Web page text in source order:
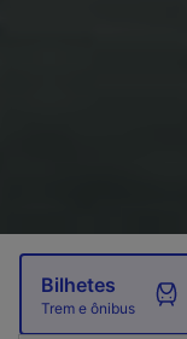
Bilhetes
Trem e ônibus